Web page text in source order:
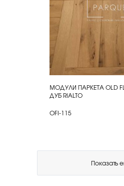
КУПИТЬ
МОДУЛИ ПАРКЕТА OLD
ДУБ RIALTO
OFI-115
Показать